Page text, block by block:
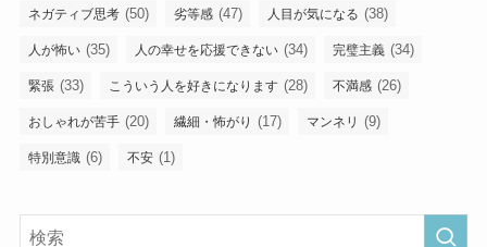
ネガティブ思考 (50) 劣等感 (47) 人目が気になる (38)
人が怖い (35) 人の幸せを応援できない (34) 完璧主義 (34)
緊張 (33) こういう人を好きになります (28) 不満感 (26)
おしゃれが苦手 (20) 繊細・怖がり (17) マンネリ (9)
特別意識 (6) 不安 (1)